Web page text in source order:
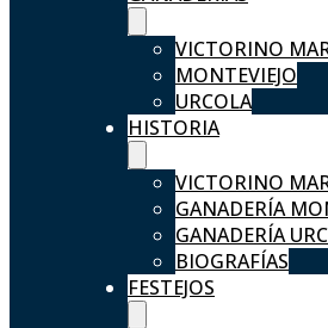
VICTORINO
MONTEVIEJO
URCOLA
HISTORIA
VICTORINO
GANADERÍA
GANADERÍA
BIOGRAFÍAS
FESTEJOS